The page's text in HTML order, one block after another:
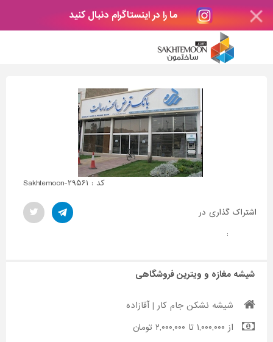
ما را در اینستاگرام دنبال کنید
کد : Sakhtemoon-۲۹۵۶۱
اشتراک گذاری در
:
شیشه مغازه و ویترین فروشگاهی
شیشه نشکن جام کار | آقازاده
از ۱,۰۰۰,۰۰۰ تا ۲,۰۰۰,۰۰۰ تومان